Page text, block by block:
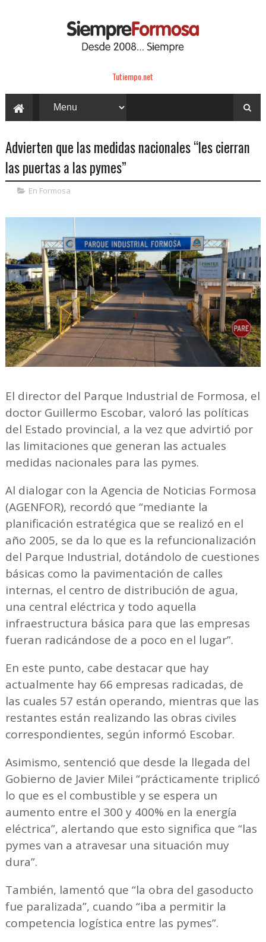
Tutiempo.net
Advierten que las medidas nacionales “les cierran
las puertas a las pymes”
En Formosa
El director del Parque Industrial de Formosa, el
doctor Guillermo Escobar, valoró las políticas
del Estado provincial, a la vez que advirtió por
las limitaciones que generan las actuales
medidas nacionales para las pymes.
Al dialogar con la Agencia de Noticias Formosa
(AGENFOR), recordó que “mediante la
planificación estratégica que se realizó en el
año 2005, se da lo que es la refuncionalización
del Parque Industrial, dotándolo de cuestiones
básicas como la pavimentación de calles
internas, el centro de distribución de agua,
una central eléctrica y todo aquella
infraestructura básica para que las empresas
fueran radicándose de a poco en el lugar”.
En este punto, cabe destacar que hay
actualmente hay 66 empresas radicadas, de
las cuales 57 están operando, mientras que las
restantes están realizando las obras civiles
correspondientes, según informó Escobar.
Asimismo, sentenció que desde la llegada del
Gobierno de Javier Milei “prácticamente triplicó
lo que es el combustible y se espera un
aumento entre el 300 y 400% en la energía
eléctrica”, alertando que esto significa que “las
pymes van a atravesar una situación muy
dura”.
También, lamentó que “la obra del gasoducto
fue paralizada”, cuando “iba a permitir la
competencia logística entre las pymes”.